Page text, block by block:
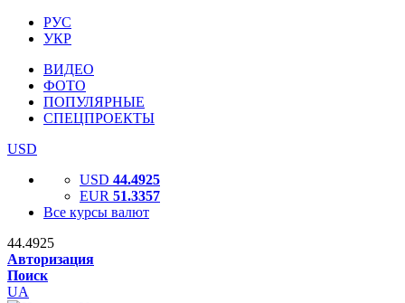
РУС
УКР
ВИДЕО
ФОТО
ПОПУЛЯРНЫЕ
СПЕЦПРОЕКТЫ
USD
USD 44.4925
EUR 51.3357
Все курсы валют
44.4925
Авторизация
Поиск
UA